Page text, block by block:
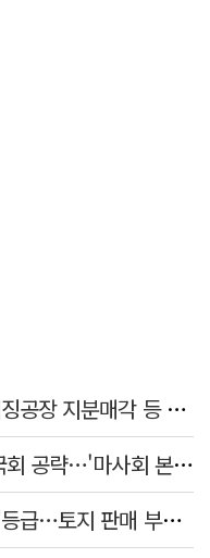
블룸버그 "SK하이닉스, 中 패키징공장 지분매각 등 검토"
김병삼 경북 영천시장, 이번엔 국회 공략…'마사회 본사 이전·광역교통망 확충' 요청
대구도시개발공사 경영평가 '라'등급…토지 판매 부진에 1년 만에 두 단계 '뚝'